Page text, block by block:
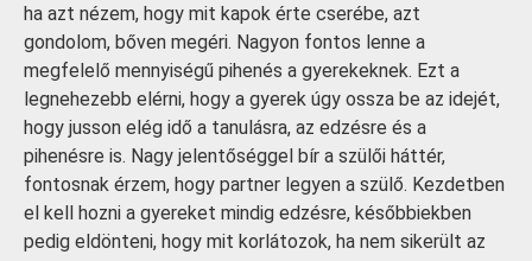
ha azt nézem, hogy mit kapok érte cserébe, azt
gondolom, bőven megéri. Nagyon fontos lenne a
megfelelő mennyiségű pihenés a gyerekeknek. Ezt a
legnehezebb elérni, hogy a gyerek úgy ossza be az idejét,
hogy jusson elég idő a tanulásra, az edzésre és a
pihenésre is. Nagy jelentőséggel bír a szülői háttér,
fontosnak érzem, hogy partner legyen a szülő. Kezdetben
el kell hozni a gyereket mindig edzésre, későbbiekben
pedig eldönteni, hogy mit korlátozok, ha nem sikerült az